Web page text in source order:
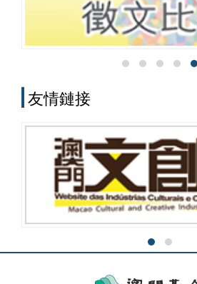
友情鏈接